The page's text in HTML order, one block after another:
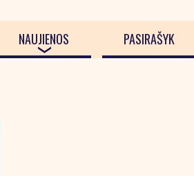
NAUJIENOS PASIRAŠYK